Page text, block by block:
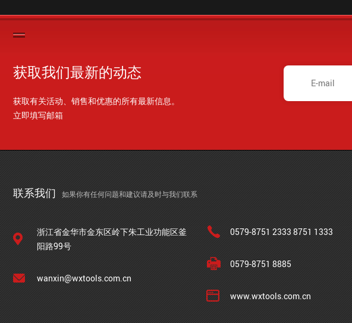
获取我们最新的动态
获取有关活动、销售和优惠的所有最新信息。
立即填写邮箱
联系我们 如果你有任何问题和建议请及时与我们联系
浙江省金华市金东区岭下朱工业功能区釜
阳路99号
wanxin@wxtools.com.cn
0579-8751 2333 8751 1333
0579-8751 8885
www.wxtools.com.cn